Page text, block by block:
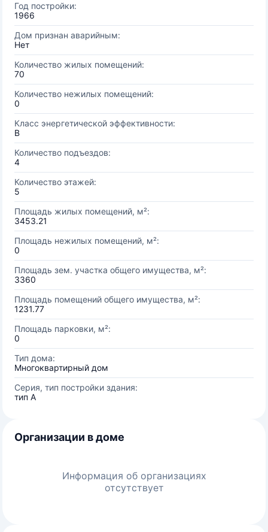
Год постройки:
1966
Дом признан аварийным:
Нет
Количество жилых помещений:
70
Количество нежилых помещений:
0
Класс энергетической эффективности:
B
Количество подъездов:
4
Количество этажей:
5
Площадь жилых помещений, м²:
3453.21
Площадь нежилых помещений, м²:
0
Площадь зем. участка общего имущества, м²:
3360
Площадь помещений общего имущества, м²:
1231.77
Площадь парковки, м²:
0
Тип дома:
Многоквартирный дом
Серия, тип постройки здания:
тип А
Организации в доме
Информация об организациях
отсутствует